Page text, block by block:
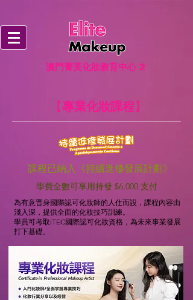
澳門菁英化妝教育中心 2
【專業化妝課程】
課程已納入《持續進修發展計劃》
學費全數可享用持發 $6,000 支付
為有意晋身國際認可化妝師的人仕而設，課程內容由
淺入深，提供全面的化妝技巧訓練。
學員可考取ITEC國際認可化妝資格，為未來事業發展
打下基礎。